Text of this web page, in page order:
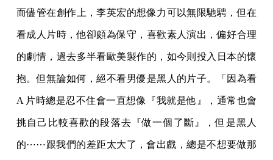
而儘管在創作上，李英宏的想像力可以無限馳騁，但在
看成人片時，他卻頗為保守，喜歡素人演出，偏好合理
的劇情，過去多半看歐美製作的，如今則投入日本的懷
抱。但無論如何，絕不看男優是黑人的片子。「因為看
A 片時總是忍不住會一直想像『我就是他』，通常也會
挑自己比較喜歡的段落去『做一個了斷』，但是黑人
的⋯⋯跟我們的差距太大了，會出戲，總是不想要做那